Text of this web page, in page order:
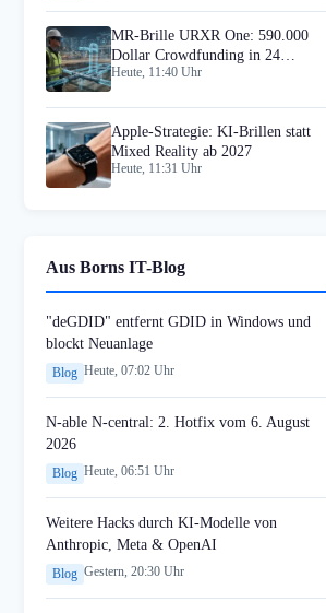
MR-Brille URXR One: 590.000
Dollar Crowdfunding in 24
Stunden
Heute, 11:40 Uhr
Apple-Strategie: KI-Brillen statt
Mixed Reality ab 2027
Heute, 11:31 Uhr
Aus Borns IT-Blog
"deGDID" entfernt GDID in Windows und
blockt Neuanlage
Blog Heute, 07:02 Uhr
N-able N-central: 2. Hotfix vom 6. August
2026
Blog Heute, 06:51 Uhr
Weitere Hacks durch KI-Modelle von
Anthropic, Meta & OpenAI
Blog Gestern, 20:30 Uhr